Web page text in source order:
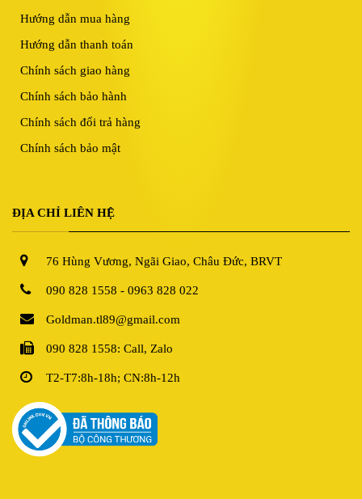
Hướng dẫn mua hàng
Hướng dẫn thanh toán
Chính sách giao hàng
Chính sách bảo hành
Chính sách đổi trả hàng
Chính sách bảo mật
ĐỊA CHỈ LIÊN HỆ
76 Hùng Vương, Ngãi Giao, Châu Đức, BRVT
090 828 1558 - 0963 828 022
Goldman.tl89@gmail.com
090 828 1558: Call, Zalo
T2-T7:8h-18h; CN:8h-12h